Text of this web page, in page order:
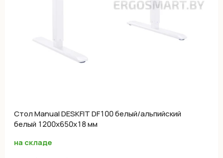
Cтол Manual DESKFIT DF100 белый/альпийский
белый 1200х650х18 мм
на складе